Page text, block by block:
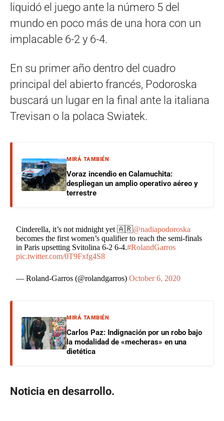
liquidó el juego ante la número 5 del
mundo en poco más de una hora con un
implacable 6-2 y 6-4.
En su primer año dentro del cuadro
principal del abierto francés, Podoroska
buscará un lugar en la final ante la italiana
Trevisan o la polaca Swiatek.
MIRÁ TAMBIÉN
Voraz incendio en Calamuchita:
despliegan un amplio operativo aéreo y
terrestre
Cinderella, it’s not midnight yet 🇦🇷@nadiapodoroska
becomes the first women’s qualifier to reach the semi-finals
in Paris upsetting Svitolina 6-2 6-4.#RolandGarros
pic.twitter.com/0T9Fxfg4S8
— Roland-Garros (@rolandgarros)October 6, 2020
MIRÁ TAMBIÉN
Carlos Paz: Indignación por un robo bajo
la modalidad de «mecheras» en una
dietética
Noticia en desarrollo.